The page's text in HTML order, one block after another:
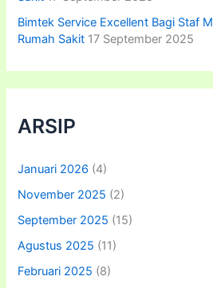
Bimtek Service Excellent Bagi Staf
Rumah Sakit 17 September 2025
ARSIP
Januari 2026 (4)
November 2025 (2)
September 2025 (15)
Agustus 2025 (11)
Februari 2025 (8)